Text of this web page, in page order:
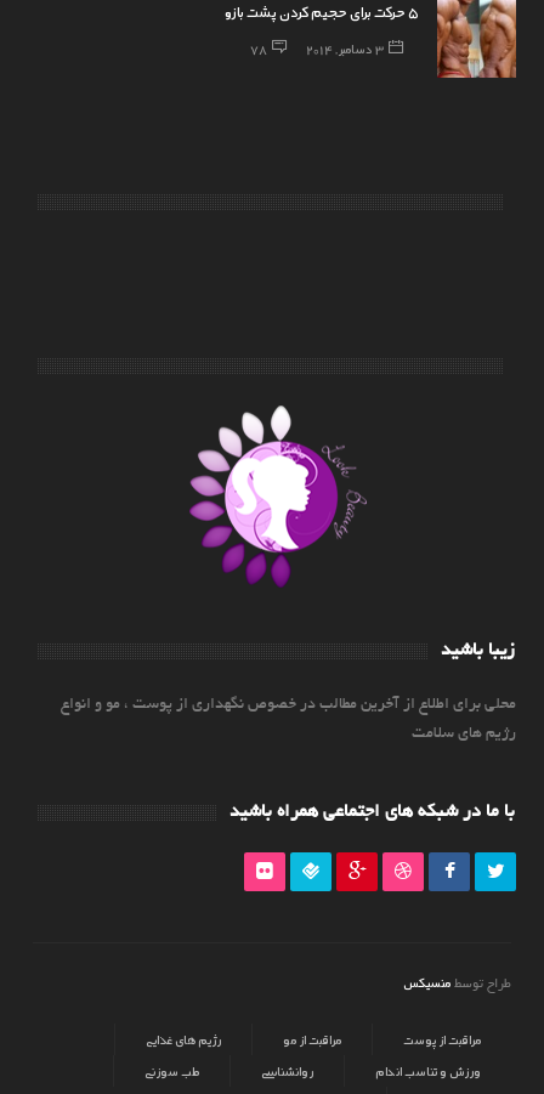
۵ حرکت برای حجیم کردن پشت بازو
3 دسامبر, 2014 78
زیبا باشید
محلی برای اطلاع از آخرین مطالب در خصوص نگهداری از پوست ، مو و انواع
رژیم های سلامت
با ما در شبکه های اجتماعی همراه باشید
طراح توسط منسیکس
مراقبت از پوست مراقبت از مو
رژیم های غذایی
ورزش و تناسب اندام
روانشناسی طب سوزنی